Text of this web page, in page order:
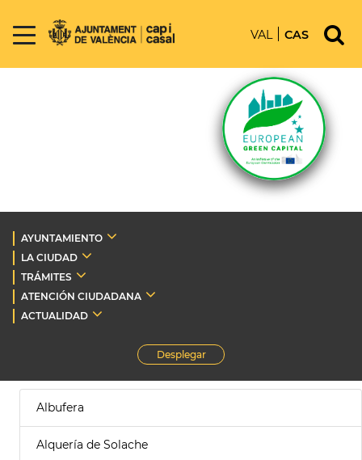
VAL CAS
AYUNTAMIENTO
LA CIUDAD
TRÁMITES
ATENCIÓN CIUDADANA
ACTUALIDAD
Desplegar
Albufera
Alquería de Solache